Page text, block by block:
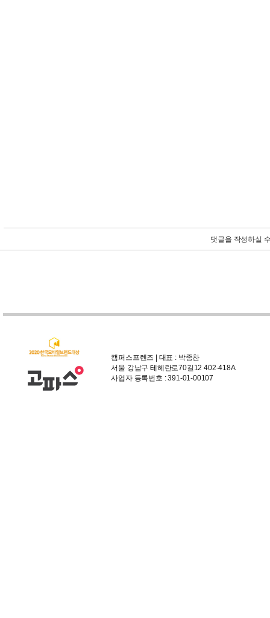
댓글을 작성하실
캠퍼스프렌즈 | 대표 : 박종찬
서울 강남구 테헤란로70길12 402-418A
사업자 등록번호 : 391-01-00107